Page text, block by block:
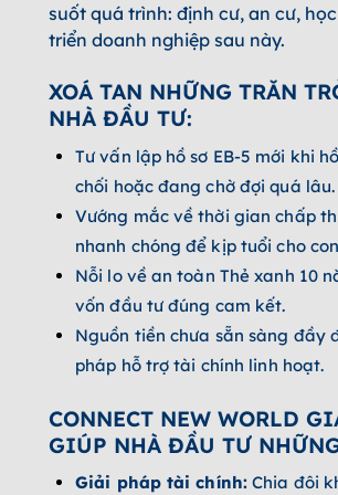
suốt quá trình: định cư, an cư,
triển doanh nghiệp sau này.
XOÁ TAN NHỮNG TRĂN
NHÀ ĐẦU TƯ:
Tư vấn lập hồ sơ EB-5 mới khi
chối hoặc đang chờ đợi quá lâu.
Vướng mắc về thời gian chấp
nhanh chóng để kịp tuổi cho
Nỗi lo về an toàn Thẻ xanh 10
vốn đầu tư đúng cam kết.
Nguồn tiền chưa sẵn sàng đầy
pháp hỗ trợ tài chính linh hoạt.
CONNECT NEW WORLD
GIÚP NHÀ ĐẦU TƯ
Giải pháp tài chính: Chia đôi